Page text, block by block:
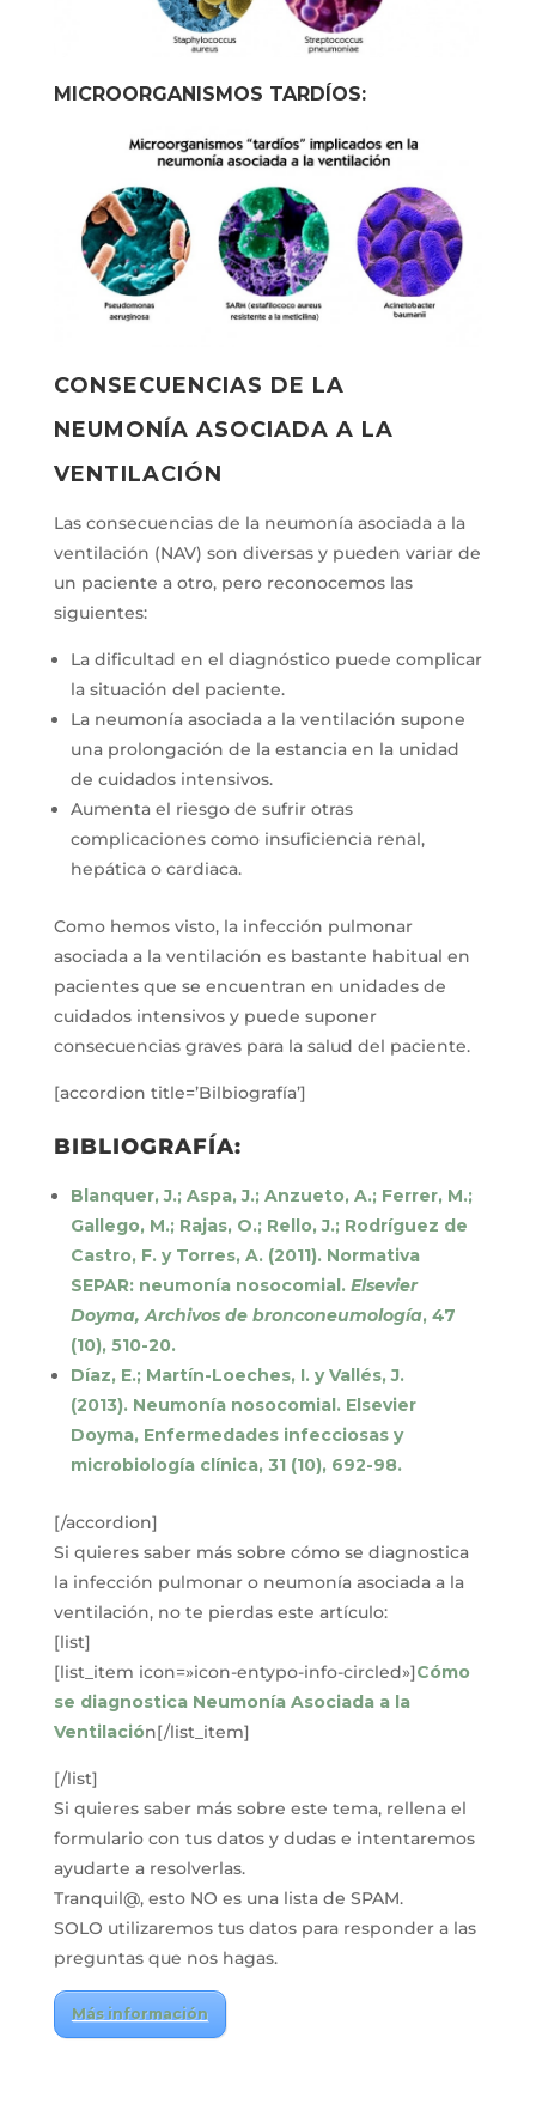
MICROORGANISMOS TARDÍOS:
CONSECUENCIAS DE LA
NEUMONÍA ASOCIADA A LA
VENTILACIÓN
Las consecuencias de la neumonía asociada a la
ventilación (NAV) son diversas y pueden variar de
un paciente a otro, pero reconocemos las
siguientes:
La dificultad en el diagnóstico puede complicar
la situación del paciente.
La neumonía asociada a la ventilación supone
una prolongación de la estancia en la unidad
de cuidados intensivos.
Aumenta el riesgo de sufrir otras
complicaciones como insuficiencia renal,
hepática o cardiaca.
Como hemos visto, la infección pulmonar
asociada a la ventilación es bastante habitual en
pacientes que se encuentran en unidades de
cuidados intensivos y puede suponer
consecuencias graves para la salud del paciente.
[accordion title=’Bilbiografía’]
BIBLIOGRAFÍA:
Blanquer, J.; Aspa, J.; Anzueto, A.; Ferrer, M.;
Gallego, M.; Rajas, O.; Rello, J.; Rodríguez de
Castro, F. y Torres, A. (2011). Normativa
SEPAR: neumonía nosocomial. Elsevier
Doyma, Archivos de bronconeumología, 47
(10), 510-20.
Díaz, E.; Martín-Loeches, I. y Vallés, J.
(2013). Neumonía nosocomial. Elsevier
Doyma, Enfermedades infecciosas y
microbiología clínica, 31 (10), 692-98.
[/accordion]
Si quieres saber más sobre cómo se diagnostica
la infección pulmonar o neumonía asociada a la
ventilación, no te pierdas este artículo:
[list]
[list_item icon=»icon-entypo-info-circled»]Cómo
se diagnostica Neumonía Asociada a la
Ventilación[/list_item]
[/list]
Si quieres saber más sobre este tema, rellena el
formulario con tus datos y dudas e intentaremos
ayudarte a resolverlas.
Tranquil@, esto NO es una lista de SPAM.
SOLO utilizaremos tus datos para responder a las
preguntas que nos hagas.
Más información